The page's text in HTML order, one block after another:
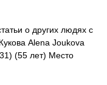
о других людях с
Alena Joukova
(55 лет) Место